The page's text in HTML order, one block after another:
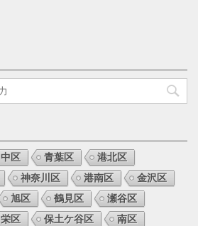
中区 青葉区
港北区
神奈川区 港南区
金沢区
旭区 鶴見区
瀬谷区
栄区 保土ケ谷区 南区